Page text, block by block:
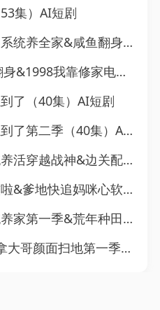
集）AI短剧
身我靠交换系统养全家（60集）AI短剧
靠修家电翻身（62集）AI短剧
了（40集）AI短剧
第二季（40集）AI短剧
婚我靠系统养活穿越战神（60集）AI短剧
追妈咪心软啦（60集）AI短剧
田我靠系统养家第一季（28集）AI短剧
不语一味拿大哥颜面扫地第一季（117集）AI短剧